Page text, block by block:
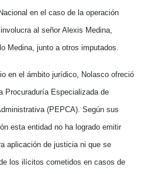
en el caso de la operación
al señor Alexis Medina,
Medina, junto a otros imputados.
en el ámbito jurídico, Nolasco ofreció
Procuraduría Especializada de
(PEPCA). Según sus
esta entidad no ha logrado emitir
aplicación de justicia ni que se
los ilícitos cometidos en casos de